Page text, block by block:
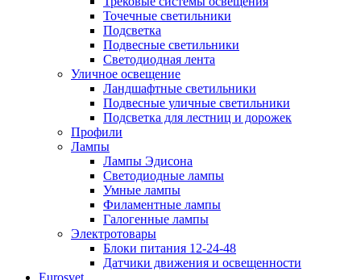
Точечные светильники
Подсветка
Подвесные светильники
Светодиодная лента
Уличное освещение
Ландшафтные светильники
Подвесные уличные светильники
Подсветка для лестниц и дорожек
Профили
Лампы
Лампы Эдисона
Светодиодные лампы
Умные лампы
Филаментные лампы
Галогенные лампы
Электротовары
Блоки питания 12-24-48
Датчики движения и освещенности